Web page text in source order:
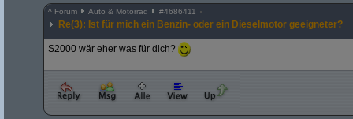
^ Forum Auto & Motorrad #4686411
Re(3): Ist für mich ein Benzin- oder ein Dieselmotor geeigneter?
S2000 wär eher was für dich?